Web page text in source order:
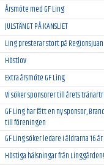
Årsmöte med GF Ling
JULSTÄNGT PÅ KANSLIET
Ling presterar stort på Regionsjuan
Höstlov
Extra årsmöte GF Ling
Vi söker sponsorer till årets
GF Ling har fått en ny sponsor,
till föreningen
GF Ling söker ledare i åldrarna 16
Höstiga hälsningar från Linggården!